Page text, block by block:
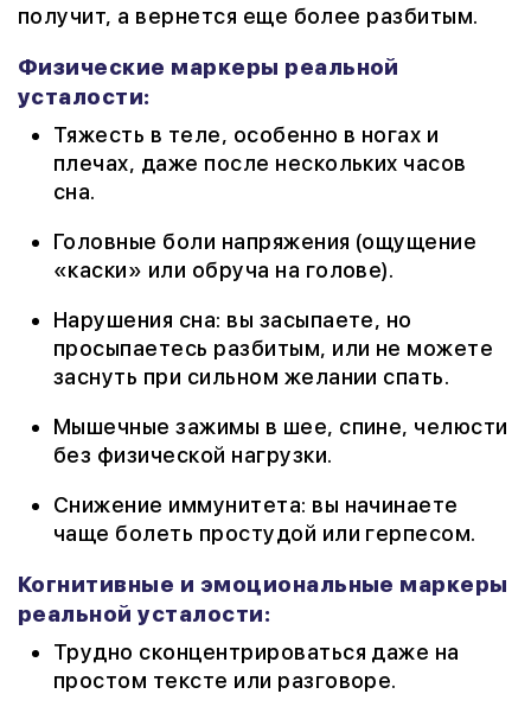
получит, а вернется еще более разбитым.
Физические маркеры реальной
усталости:
Тяжесть в теле, особенно в ногах и
плечах, даже после нескольких часов
сна.
Головные боли напряжения (ощущение
«каски» или обруча на голове).
Нарушения сна: вы засыпаете, но
просыпаетесь разбитым, или не можете
заснуть при сильном желании спать.
Мышечные зажимы в шее, спине, челюсти
без физической нагрузки.
Снижение иммунитета: вы начинаете
чаще болеть простудой или герпесом.
Когнитивные и эмоциональные маркеры
реальной усталости:
Трудно сконцентрироваться даже на
простом тексте или разговоре.